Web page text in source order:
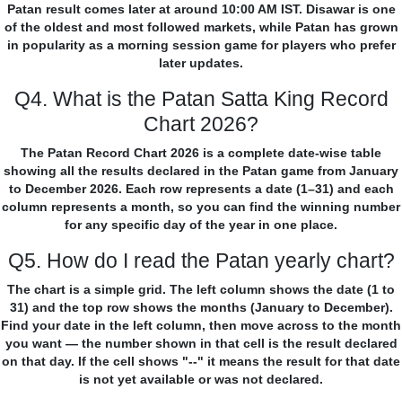
Patan result comes later at around 10:00 AM IST. Disawar is one
of the oldest and most followed markets, while Patan has grown
in popularity as a morning session game for players who prefer
later updates.
Q4. What is the Patan Satta King Record
Chart 2026?
The Patan Record Chart 2026 is a complete date-wise table
showing all the results declared in the Patan game from January
to December 2026. Each row represents a date (1–31) and each
column represents a month, so you can find the winning number
for any specific day of the year in one place.
Q5. How do I read the Patan yearly chart?
The chart is a simple grid. The left column shows the date (1 to
31) and the top row shows the months (January to December).
Find your date in the left column, then move across to the month
you want — the number shown in that cell is the result declared
on that day. If the cell shows "--" it means the result for that date
is not yet available or was not declared.